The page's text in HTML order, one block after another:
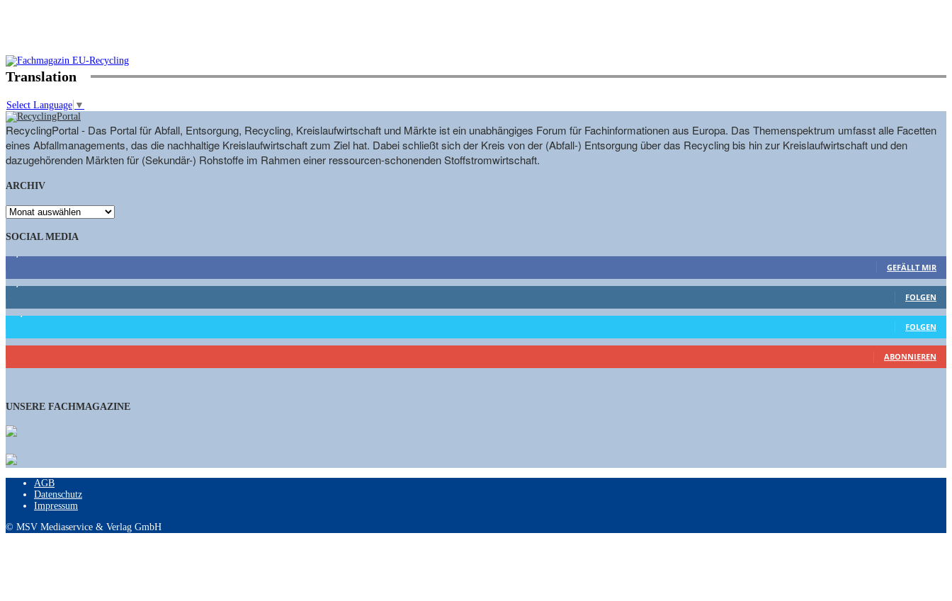
Translation
Select Language ▼
RecyclingPortal - Das Portal für Abfall, Entsorgung, Recycling, Kreislaufwirtschaft und Märkte ist ein unabhängiges Forum für Fachinformationen aus Europa. Das Themenspektrum umfasst alle Facetten
eines Abfallmanagements, das die nachhaltige Kreislaufwirtschaft zum Ziel hat. Dabei schließt sich der Kreis von der (Abfall-) Entsorgung über das Recycling bis hin zur Kreislaufwirtschaft und den
dazugehörenden Märkten für (Sekundär-) Rohstoffe im Rahmen einer ressourcen-schonenden Stoffstromwirtschaft.
ARCHIV
ARCHIV
SOCIAL MEDIA
GEFÄLLT MIR
1,662 Follower
FOLGEN
15,658 Follower
FOLGEN
460 Abonnenten
ABONNIEREN
UNSERE FACHMAGAZINE
AGB
Datenschutz
Impressum
© MSV Mediaservice & Verlag GmbH